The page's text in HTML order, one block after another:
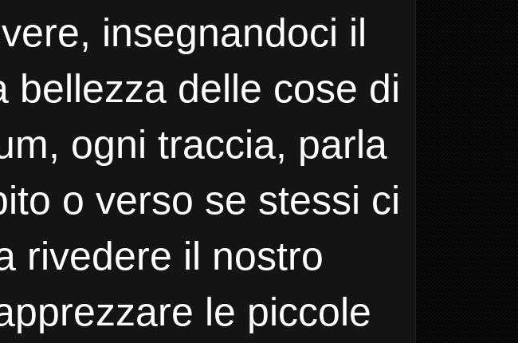
insegnandoci il
bellezza delle cose di
ogni traccia, parla
o verso se stessi ci
rivedere il nostro
le piccole